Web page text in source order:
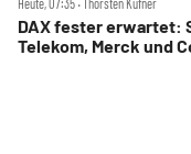
Heute, 07:35 ‧ Thorsten Küfner
DAX fester erwartet:
Telekom, Merck und